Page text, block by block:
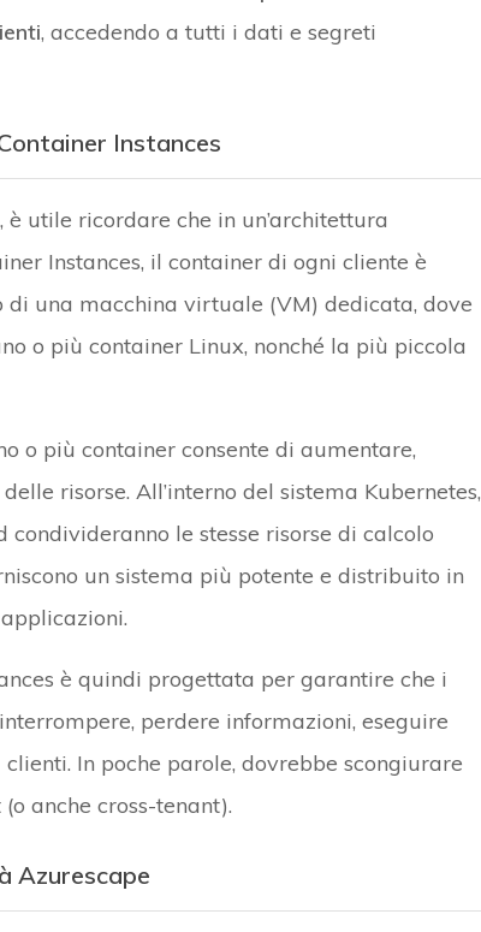
, accedendo a tutti i dati e segreti
Instances
utile ricordare che in un’architettura
Instances, il container di ogni cliente è
di una macchina virtuale (VM) dedicata, dove
o più container Linux, nonché la più piccola
o più container consente di aumentare,
risorse. All’interno del sistema Kubernetes,
le stesse risorse di calcolo
un sistema più potente e distribuito in
è quindi progettata per garantire che i
perdere informazioni, eseguire
In poche parole, dovrebbe scongiurare
anche cross-tenant).
Azurescape